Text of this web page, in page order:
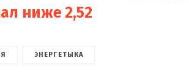
ниже 2,52
ЭНЕРГЕТЫКА